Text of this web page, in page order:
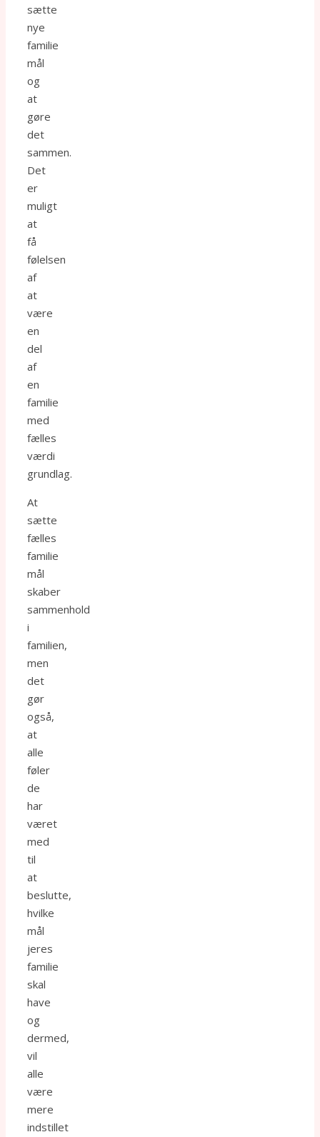
sætte
nye
familie
mål
og
at
gøre
det
sammen.
Det
er
muligt
at
få
følelsen
af
at
være
en
del
af
en
familie
med
fælles
værdi
grundlag.
At
sætte
fælles
familie
mål
skaber
sammenhold
i
familien,
men
det
gør
også,
at
alle
føler
de
har
været
med
til
at
beslutte,
hvilke
mål
jeres
familie
skal
have
og
dermed,
vil
alle
være
mere
indstillet